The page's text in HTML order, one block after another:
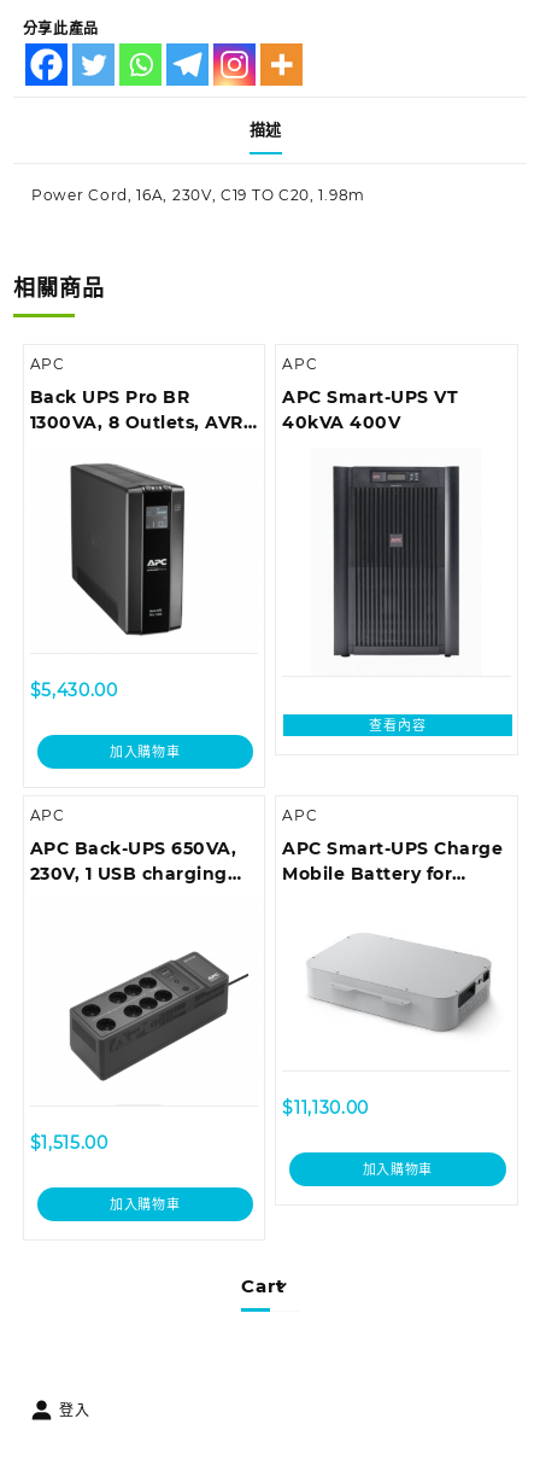
Cart
分享此產品
描述
Power Cord, 16A, 230V, C19 TO C20, 1.98m
相關商品
APC
Back UPS Pro BR
1300VA, 8 Outlets, AVR,
$5,430.00
加入購物車
APC
APC Smart-UPS VT
40kVA 400V
查看內容
APC
APC Back-UPS 650VA,
230V, 1 USB charging
$1,515.00
加入購物車
APC
APC Smart-UPS Charge
Mobile Battery for
$11,130.00
加入購物車
登入